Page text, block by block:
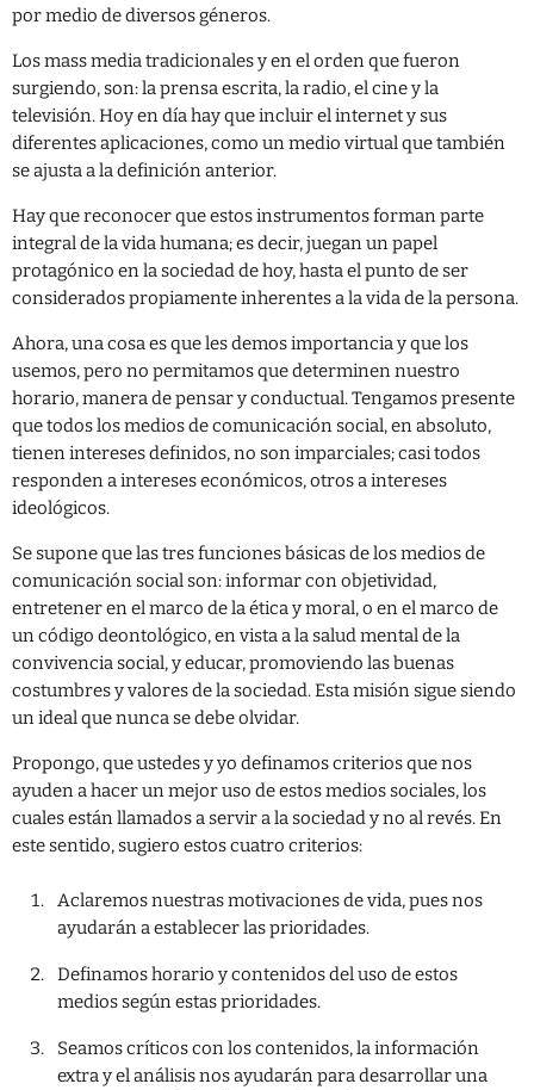
por medio de diversos géneros.
Los mass media tradicionales y en el orden que fueron
surgiendo, son: la prensa escrita, la radio, el cine y la
televisión. Hoy en día hay que incluir el internet y sus
diferentes aplicaciones, como un medio virtual que también
se ajusta a la definición anterior.
Hay que reconocer que estos instrumentos forman parte
integral de la vida humana; es decir, juegan un papel
protagónico en la sociedad de hoy, hasta el punto de ser
considerados propiamente inherentes a la vida de la persona.
Ahora, una cosa es que les demos importancia y que los
usemos, pero no permitamos que determinen nuestro
horario, manera de pensar y conductual. Tengamos presente
que todos los medios de comunicación social, en absoluto,
tienen intereses definidos, no son imparciales; casi todos
responden a intereses económicos, otros a intereses
ideológicos.
Se supone que las tres funciones básicas de los medios de
comunicación social son: informar con objetividad,
entretener en el marco de la ética y moral, o en el marco de
un código deontológico, en vista a la salud mental de la
convivencia social, y educar, promoviendo las buenas
costumbres y valores de la sociedad. Esta misión sigue siendo
un ideal que nunca se debe olvidar.
Propongo, que ustedes y yo definamos criterios que nos
ayuden a hacer un mejor uso de estos medios sociales, los
cuales están llamados a servir a la sociedad y no al revés. En
este sentido, sugiero estos cuatro criterios:
Aclaremos nuestras motivaciones de vida, pues nos
ayudarán a establecer las prioridades.
Definamos horario y contenidos del uso de estos
medios según estas prioridades.
Seamos críticos con los contenidos, la información
extra y el análisis nos ayudarán para desarrollar una